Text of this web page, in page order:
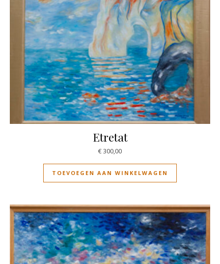
Etretat
€300,00
TOEVOEGEN AAN WINKELWAGEN